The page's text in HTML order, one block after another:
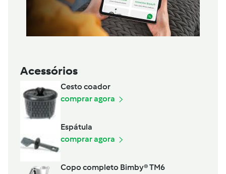
Acessórios
Cesto coador
comprar agora
Espátula
comprar agora
Copo completo Bimby® TM6